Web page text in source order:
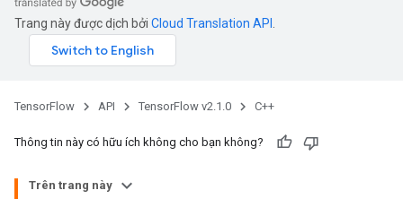
Trang này được dịch bởi Cloud Translation API
TensorFlow API TensorFlow v2.1.0 C++
Thông tin này có hữu ích không cho bạn không?
Trên trang này